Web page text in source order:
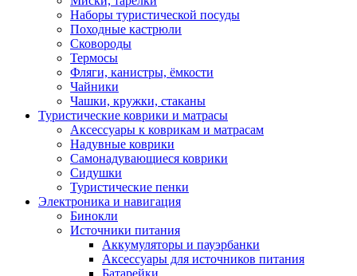
Наборы туристической посуды
Походные кастрюли
Сковороды
Термосы
Фляги, канистры, ёмкости
Чайники
Чашки, кружки, стаканы
Туристические коврики и матрасы
Аксессуары к коврикам и матрасам
Надувные коврики
Самонадувающиеся коврики
Сидушки
Туристические пенки
Электроника и навигация
Бинокли
Источники питания
Аккумуляторы и пауэрбанки
Аксессуары для источников питания
Батарейки